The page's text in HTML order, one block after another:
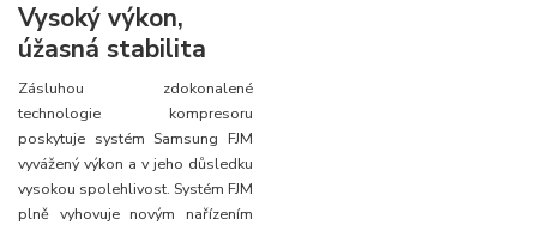
Vysoký výkon,
úžasná stabilita
Zásluhou zdokonalené
technologie kompresoru
poskytuje systém Samsung FJM
vyvážený výkon a v jeho důsledku
vysokou spolehlivost. Systém FJM
plně vyhovuje novým nařízením